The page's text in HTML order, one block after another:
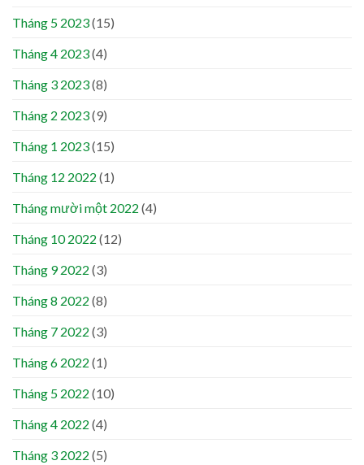
Tháng 5 2023(15)
Tháng 4 2023(4)
Tháng 3 2023(8)
Tháng 2 2023(9)
Tháng 1 2023(15)
Tháng 12 2022 (1)
Tháng mười một 2022 (4)
Tháng 10 2022 (12)
Tháng 9 2022 (3)
Tháng 8 2022 (8)
Tháng 7 2022 (3)
Tháng 6 2022 (1)
Tháng 5 2022 (10)
Tháng 4 2022 (4)
Tháng 3 2022 (5)